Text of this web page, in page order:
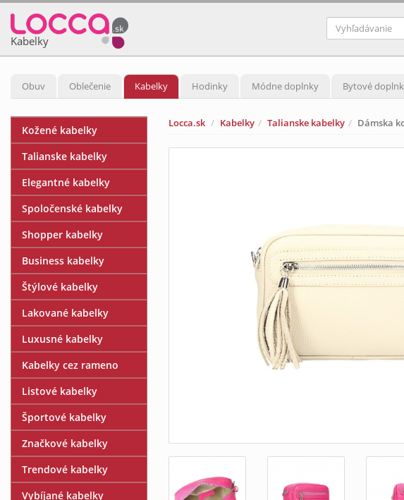
Kabelky
Obuv Oblečenie Kabelky Hodinky Módne doplnky Bytové
Locca.sk Kabelky Talianske kabelky Dámska
Kožené kabelky
Talianske kabelky
Elegantné kabelky
Spoločenské kabelky
Shopper kabelky
Business kabelky
Štýlové kabelky
Lakované kabelky
Luxusné kabelky
Kabelky cez rameno
Listové kabelky
Športové kabelky
Značkové kabelky
Trendové kabelky
Vybíjané kabelky